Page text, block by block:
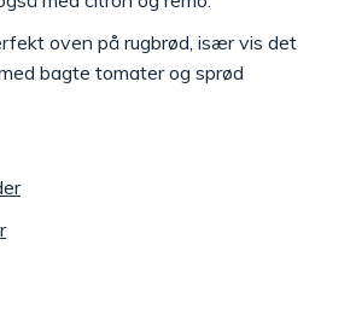
oven på rugbrød, især vis det
bagte tomater og sprød